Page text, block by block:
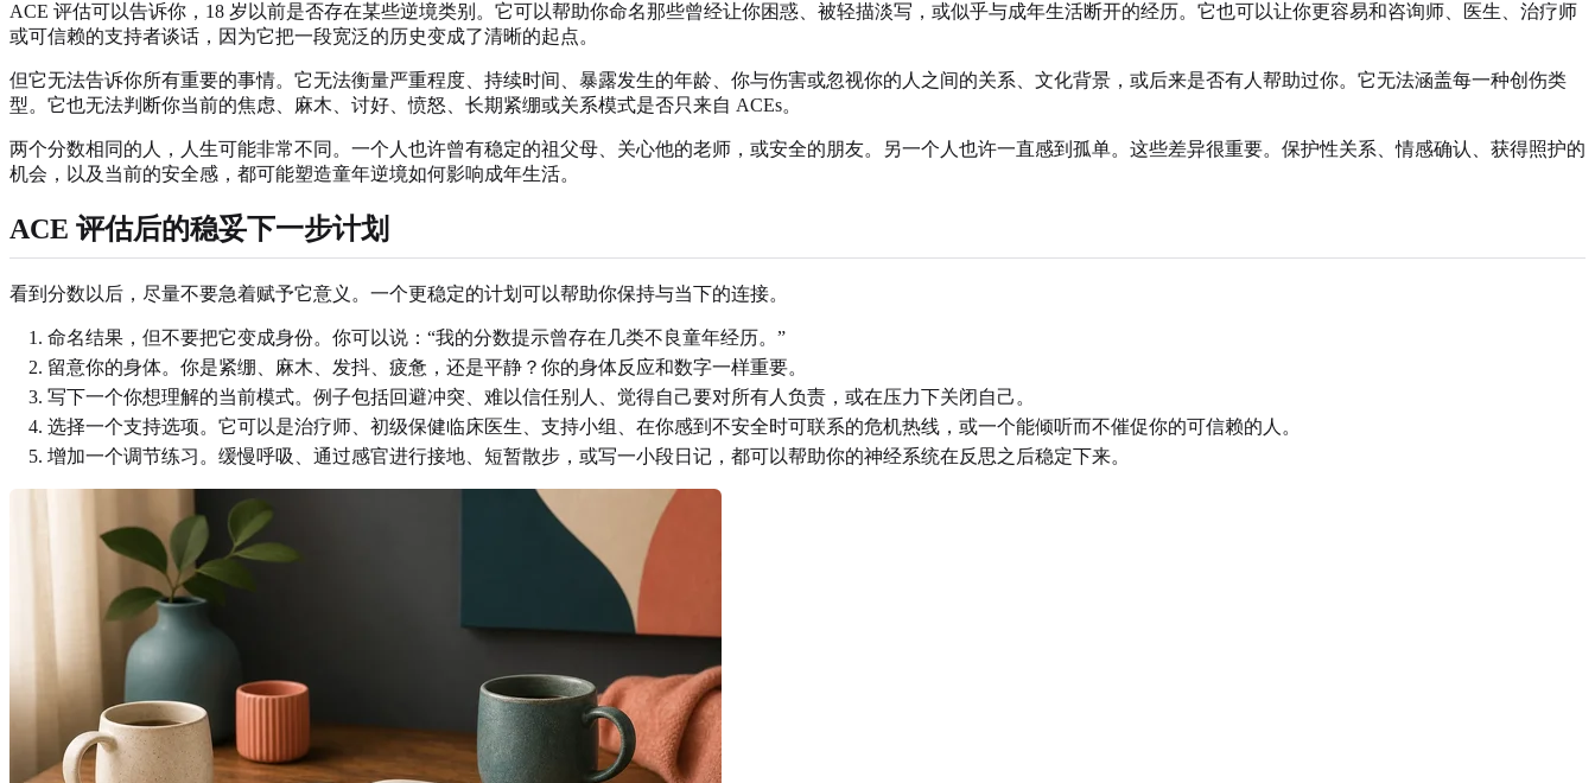
ACE 评估可以告诉你，18 岁以前是否存在某些逆境类别。它可以帮助你命名那些曾经让你困惑、被轻描淡写，或似乎与成年生活断开的经历。它也可以让你更容易和咨询师、医生、治疗师
或可信赖的支持者谈话，因为它把一段宽泛的历史变成了清晰的起点。
但它无法告诉你所有重要的事情。它无法衡量严重程度、持续时间、暴露发生的年龄、你与伤害或忽视你的人之间的关系、文化背景，或后来是否有人帮助过你。它无法涵盖每一种创伤类
型。它也无法判断你当前的焦虑、麻木、讨好、愤怒、长期紧绷或关系模式是否只来自 ACEs。
两个分数相同的人，人生可能非常不同。一个人也许曾有稳定的祖父母、关心他的老师，或安全的朋友。另一个人也许一直感到孤单。这些差异很重要。保护性关系、情感确认、获得照护的
机会，以及当前的安全感，都可能塑造童年逆境如何影响成年生活。
ACE 评估后的稳妥下一步计划
看到分数以后，尽量不要急着赋予它意义。一个更稳定的计划可以帮助你保持与当下的连接。
命名结果，但不要把它变成身份。你可以说：“我的分数提示曾存在几类不良童年经历。”
留意你的身体。你是紧绷、麻木、发抖、疲惫，还是平静？你的身体反应和数字一样重要。
写下一个你想理解的当前模式。例子包括回避冲突、难以信任别人、觉得自己要对所有人负责，或在压力下关闭自己。
选择一个支持选项。它可以是治疗师、初级保健临床医生、支持小组、在你感到不安全时可联系的危机热线，或一个能倾听而不催促你的可信赖的人。
增加一个调节练习。缓慢呼吸、通过感官进行接地、短暂散步，或写一小段日记，都可以帮助你的神经系统在反思之后稳定下来。